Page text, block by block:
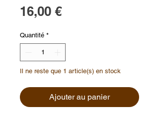
16,00 €Prix
Quantité *
Il ne reste que 1 article(s) en stock
Ajouter au panier